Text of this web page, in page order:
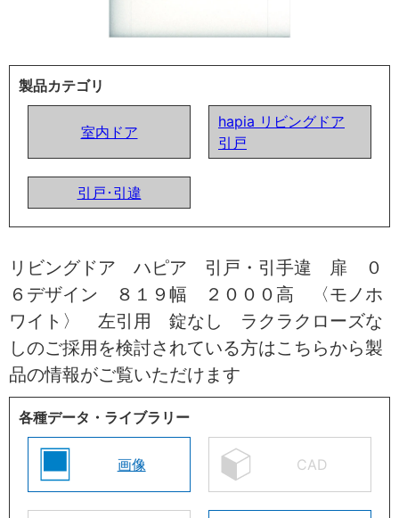
製品カテゴリ
室内ドア
hapia リビングドア
引戸
引戸･引違
リビングドア ハピア 引戸・引手違 扉 ０
６デザイン ８１９幅 ２０００高 〈モノホ
ワイト〉 左引用 錠なし ラクラクローズな
しのご採用を検討されている方はこちらから製
品の情報がご覧いただけます
各種データ・ライブラリー
画像 CAD